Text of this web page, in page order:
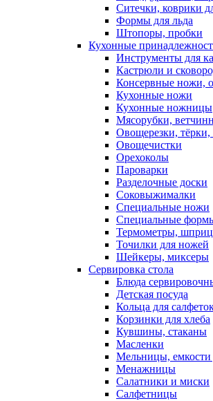
Ситечки, коврики
Формы для льда
Штопоры, пробки
Кухонные
Инструменты для
Кастрюли и
Консервные ножи,
Кухонные ножи
Кухонные ножницы
Мясорубки,
Овощерезки, тёрки,
Овощечистки
Орехоколы
Пароварки
Разделочные доски
Соковыжималки
Специальные ножи
Специальные
Термометры,
Точилки для ножей
Шейкеры, миксеры
Сервировка стола
Блюда
Детская посуда
Кольца для
Корзинки для хлеба
Кувшины, стаканы
Масленки
Мельницы, емкости
Менажницы
Салатники и миски
Салфетницы